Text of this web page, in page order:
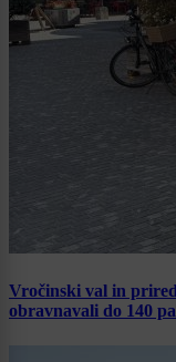
Vročinski val in
obravnavali do 140